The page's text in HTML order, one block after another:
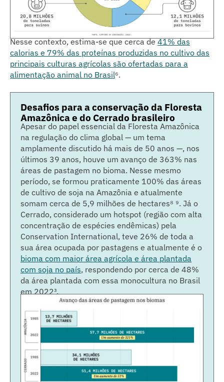
Nesse contexto, estima-se que cerca de41% das
calorias e 79% das proteínas produzidas no cultivo das
principais culturas agrícolas são ofertadas para a
alimentação animal no Brasil⁶.
Desafios para a conservação da Floresta
Amazônica e do Cerrado brasileiro
Apesar do papel essencial da Floresta Amazônica
na regulação do clima global — um tema
amplamente discutido há mais de 50 anos —, nos
últimos 39 anos, houve um avanço de 363% nas
áreas de pastagem no bioma. Nesse mesmo
período, se formou praticamente 100% das áreas
de cultivo de soja na Amazônia e atualmente
somam cerca de 5,9 milhões de hectares⁸ ⁹. Já o
Cerrado, considerado um hotspot (região com alta
concentração de espécies endêmicas) pela
Conservation International, teve 26% de toda a
sua área ocupada por pastagens e atualmente é o
bioma com maior área agrícola e área plantada
com soja no país, respondendo por cerca de 48%
da área plantada com essa monocultura no Brasil
em 2022³.